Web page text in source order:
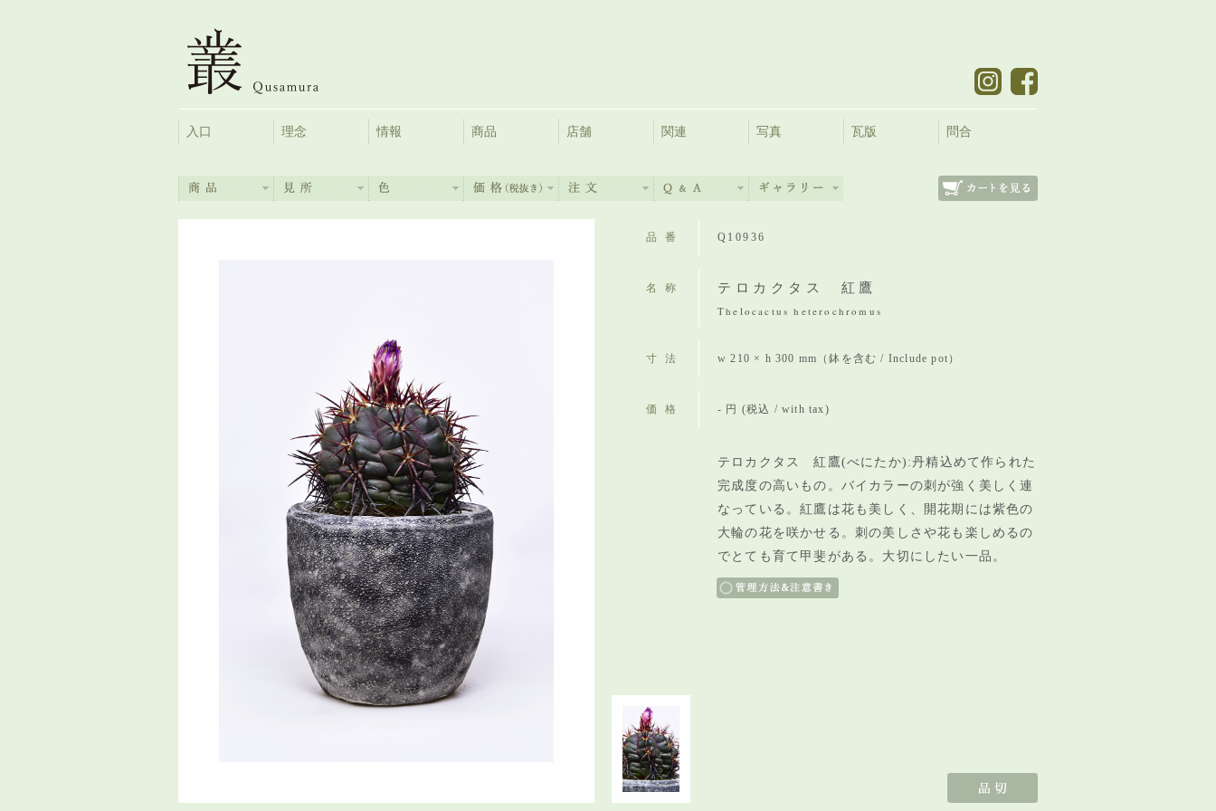
入口 理念 情報 商品 店舗 関連 写真 瓦版 問合
品番 Q10936
名称 テロカクタス 紅鷹
Thelocactus heterochromus
寸法 w 210 × h 300 mm（鉢を含む / Include pot）
価格 - 円 (税込 / with tax)
テロカクタス 紅鷹(べにたか):丹精込めて作られた
完成度の高いもの。バイカラーの刺が強く美しく連
なっている。紅鷹は花も美しく、開花期には紫色の
大輪の花を咲かせる。刺の美しさや花も楽しめるの
でとても育て甲斐がある。大切にしたい一品。